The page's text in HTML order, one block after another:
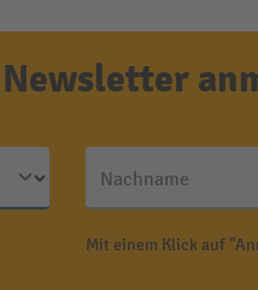
Nachname
Mit einem Klick auf